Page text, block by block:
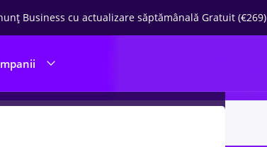
Business cu actualizare săptămânală Gratuit (€269)